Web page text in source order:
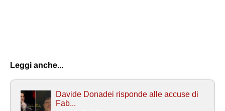
Leggi anche...
Davide Donadei risponde alle accuse di
Fab...